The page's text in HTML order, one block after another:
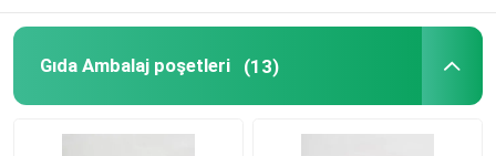
Gıda Ambalaj poşetleri (13)